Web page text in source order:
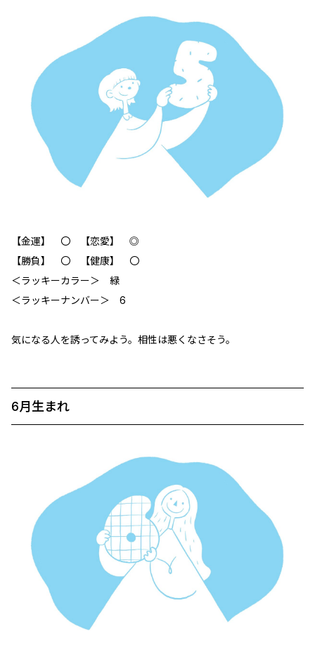
【金運】 〇 【恋愛】 ◎
【勝負】 〇 【健康】 〇
＜ラッキーカラー＞ 緑
＜ラッキーナンバー＞ 6
気になる人を誘ってみよう。相性は悪くなさそう。
6月生まれ